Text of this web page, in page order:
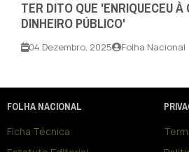
TER DITO QUE 'ENRIQUECEU À
DINHEIRO PÚBLICO'
04 Dezembro, 2025 Folha Nacional
FOLHA NACIONAL
Ficha Técnica